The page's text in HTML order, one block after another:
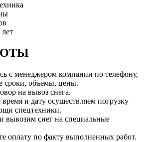
с менеджером компании по телефону,
сроки, объемы, цены.
на вывоз снега.
и дату осуществляем погрузку
спецтехники.
вывозим снег на специальные
оплату по факту выполненных работ.